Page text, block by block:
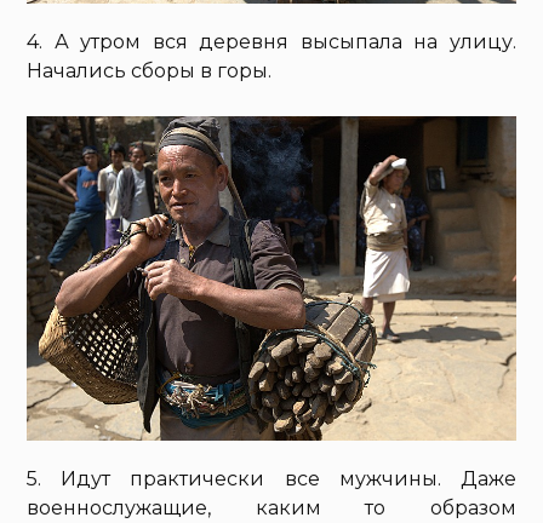
4. А утром вся деревня высыпала на улицу.
Начались сборы в горы.
5. Идут практически все мужчины. Даже
военнослужащие, каким то образом